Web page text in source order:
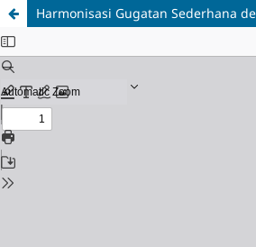
Harmonisasi Gugatan Sederhana